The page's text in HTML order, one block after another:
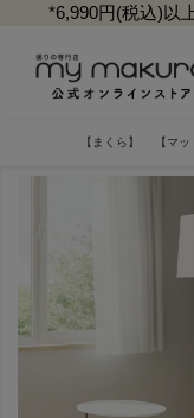
*6,990円(税込)以
【まくら】 【マッ